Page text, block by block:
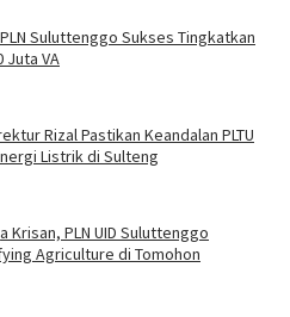
Suluttenggo Sukses Tingkatkan
Juta VA
Rizal Pastikan Keandalan PLTU
Listrik di Sulteng
Krisan, PLN UID Suluttenggo
Agriculture di Tomohon